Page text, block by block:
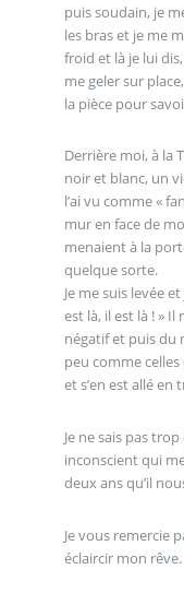
puis soudain, je
les bras et je me
froid et là je lui
me geler sur
la pièce pour
Derrière moi, à la
noir et blanc, un vieux film,
l’ai vu comme « fantôme en négatif » se dirigeant vers le
mur en face de
menaient à la
quelque sorte.
Je me suis levée
est là, il est là ! »
négatif et puis du
peu comme celles
et s’en est allé en
Je ne sais pas
inconscient qui
deux ans qu’il
Je vous remercie
éclaircir mon rêve.